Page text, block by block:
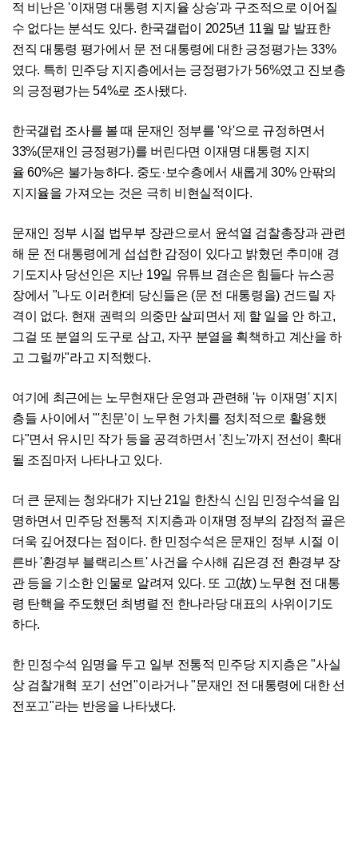
적 비난은 '이재명 대통령 지지율 상승'과 구조적으로 이어질
수 없다는 분석도 있다. 한국갤럽이 2025년 11월 말 발표한
전직 대통령 평가에서 문 전 대통령에 대한 긍정평가는 33%
였다. 특히 민주당 지지층에서는 긍정평가가 56%였고 진보층
의 긍정평가는 54%로 조사됐다.
한국갤럽 조사를 볼 때 문재인 정부를 '악'으로 규정하면서
33%(문재인 긍정평가)를 버린다면 이재명 대통령 지지
율 60%은 불가능하다. 중도·보수층에서 새롭게 30% 안팎의
지지율을 가져오는 것은 극히 비현실적이다.
문재인 정부 시절 법무부 장관으로서 윤석열 검찰총장과 관련
해 문 전 대통령에게 섭섭한 감정이 있다고 밝혔던 추미애 경
기도지사 당선인은 지난 19일 유튜브 겸손은 힘들다 뉴스공
장에서 "나도 이러한데 당신들은 (문 전 대통령을) 건드릴 자
격이 없다. 현재 권력의 의중만 살피면서 제 할 일을 안 하고,
그걸 또 분열의 도구로 삼고, 자꾸 분열을 획책하고 계산을 하
고 그럴까"라고 지적했다.
여기에 최근에는 노무현재단 운영과 관련해 '뉴 이재명' 지지
층들 사이에서 "'친문'이 노무현 가치를 정치적으로 활용했
다"면서 유시민 작가 등을 공격하면서 '친노'까지 전선이 확대
될 조짐마저 나타나고 있다.
더 큰 문제는 청와대가 지난 21일 한찬식 신임 민정수석을 임
명하면서 민주당 전통적 지지층과 이재명 정부의 감정적 골은
더욱 깊어졌다는 점이다. 한 민정수석은 문재인 정부 시절 이
른바 '환경부 블랙리스트' 사건을 수사해 김은경 전 환경부 장
관 등을 기소한 인물로 알려져 있다. 또 고(故) 노무현 전 대통
령 탄핵을 주도했던 최병렬 전 한나라당 대표의 사위이기도
하다.
한 민정수석 임명을 두고 일부 전통적 민주당 지지층은 "사실
상 검찰개혁 포기 선언"이라거나 "문재인 전 대통령에 대한 선
전포고"라는 반응을 나타냈다.